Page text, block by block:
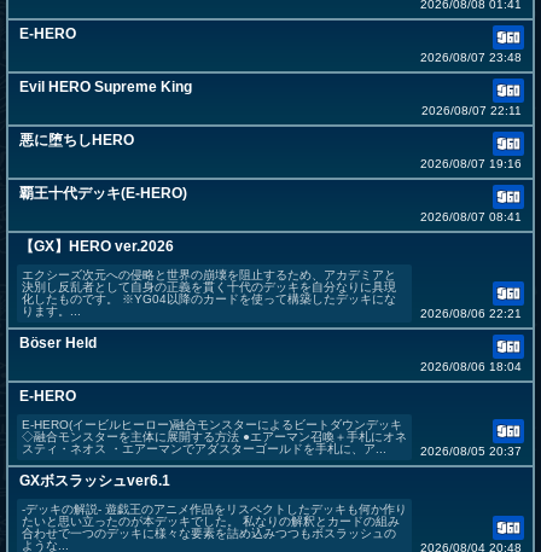
2026/08/08 01:41
E-HERO
2026/08/07 23:48
Evil HERO Supreme King
2026/08/07 22:11
悪に堕ちしHERO
2026/08/07 19:16
覇王十代デッキ(E-HERO)
2026/08/07 08:41
【GX】HERO ver.2026
エクシーズ次元への侵略と世界の崩壊を阻止するため、アカデミアと
決別し反乱者として自身の正義を貫く十代のデッキを自分なりに具現
化したものです。 ※YG04以降のカードを使って構築したデッキにな
ります。...
2026/08/06 22:21
Böser Held
2026/08/06 18:04
E-HERO
E-HERO(イービルヒーロー)融合モンスターによるビートダウンデッキ
◇融合モンスターを主体に展開する方法 ●エアーマン召喚＋手札にオネ
スティ・ネオス ・エアーマンでアダスターゴールドを手札に、ア...
2026/08/05 20:37
GXボスラッシュver6.1
-デッキの解説- 遊戯王のアニメ作品をリスペクトしたデッキも何か作り
たいと思い立ったのが本デッキでした。 私なりの解釈とカードの組み
合わせで一つのデッキに様々な要素を詰め込みつつもボスラッシュの
ような...
2026/08/04 20:48